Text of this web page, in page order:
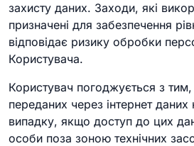
захисту даних. Заходи, які
призначені для забезпечення
відповідає ризику обробки
Користувача.
Користувач погоджується з тим,
переданих через інтернет
випадку, якщо доступ до цих
особи поза зоною технічних